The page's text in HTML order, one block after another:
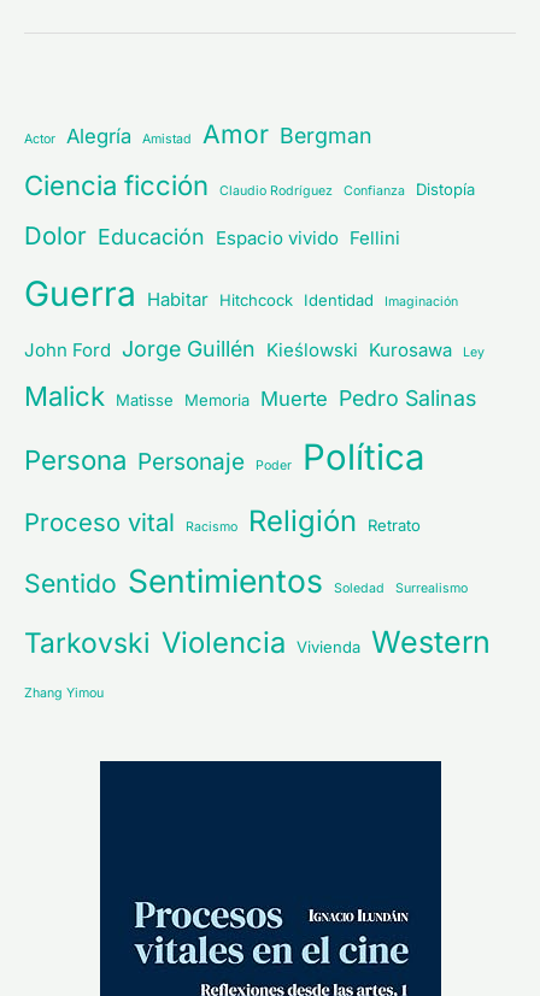
Actor Alegría Amistad Amor Bergman
Ciencia ficción Claudio Rodríguez Confianza Distopía
Dolor Educación Espacio vivido Fellini
Guerra Habitar Hitchcock Identidad Imaginación
John Ford Jorge Guillén Kieślowski Kurosawa Ley
Malick Matisse Memoria Muerte Pedro Salinas
Persona Personaje Poder Política
Proceso vital Racismo Religión Retrato
Sentido Sentimientos Soledad Surrealismo
Tarkovski Violencia Vivienda Western
Zhang Yimou